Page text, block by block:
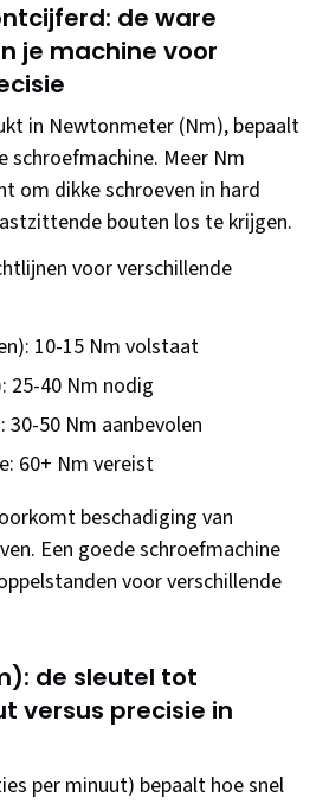
de ware
je machine voor
in Newtonmeter (Nm), bepaalt
schroefmachine. Meer Nm
om dikke schroeven in hard
bouten los te krijgen.
voor verschillende
10-15 Nm volstaat
25-40 Nm nodig
30-50 Nm aanbevolen
60+ Nm vereist
beschadiging van
Een goede schroefmachine
voor verschillende
de sleutel tot
versus precisie in
per minuut) bepaalt hoe snel